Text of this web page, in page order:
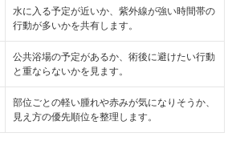
水に入る予定が近いか、紫外線が強い時間帯の
行動が多いかを共有します。
公共浴場の予定があるか、術後に避けたい行動
と重ならないかを見ます。
部位ごとの軽い腫れや赤みが気になりそうか、
見え方の優先順位を整理します。